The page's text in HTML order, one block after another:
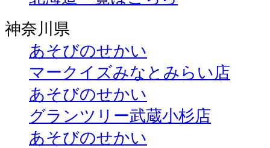
神奈川県
あそびのせかい
マークイズみなとみらい店
あそびのせかい
グランツリー武蔵小杉店
あそびのせかい